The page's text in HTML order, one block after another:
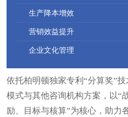
生产降本增效
营销效益提升
企业文化管理
依托柏明顿独家专利“分算奖”
模式与其他咨询机构方案，以“
励、目标与核算”为核心，助力